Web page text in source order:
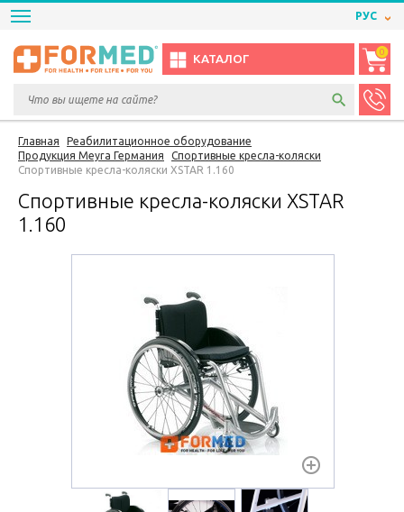
РУС
КАТАЛОГ
0
Главная
Реабилитационное оборудование
Продукция Meyra Германия
Спортивные кресла-коляски
Спортивные кресла-коляски XSTAR 1.160
Спортивные кресла-коляски XSTAR
1.160